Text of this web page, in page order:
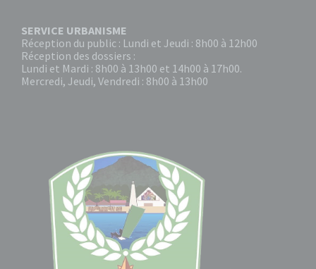
SERVICE URBANISME
Réception du public : Lundi et Jeudi : 8h00 à 12h00
Réception des dossiers :
Lundi et Mardi : 8h00 à 13h00 et 14h00 à 17h00.
Mercredi, Jeudi, Vendredi : 8h00 à 13h00